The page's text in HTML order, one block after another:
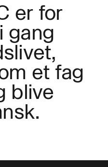
er for
gang
et fag
blive